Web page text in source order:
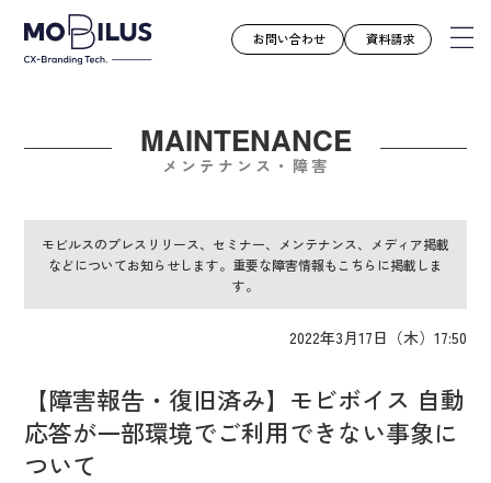
モビルスとは
導入事例
ユースケース
お知らせ
お役立ち資料
会社案内
採用情報
お問い合わせ 資料請求
MAINTENANCE
メンテナンス・障害
モビルスのプレスリリース、セミナー、メンテナンス、メディア掲載
などについてお知らせします。重要な障害情報もこちらに掲載しま
す。
2022年3月17日（木）17:50
【障害報告・復旧済み】モビボイス 自動
応答が一部環境でご利用できない事象に
ついて